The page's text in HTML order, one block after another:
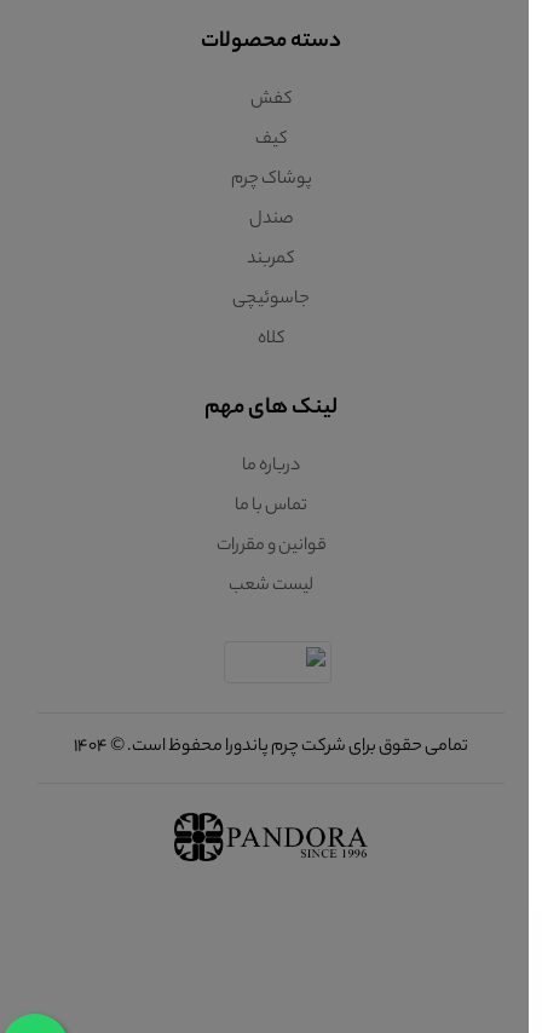
دسته محصولات
کفش
کیف
پوشاک چرم
صندل
کمربند
جاسوئیچی
کلاه
لینک های مهم
درباره ما
تماس با ما
قوانین و مقررات
لیست شعب
تمامی حقوق برای شرکت چرم پاندورا محفوظ است. © 1404